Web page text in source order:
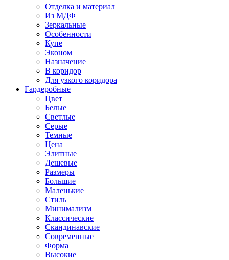
Отделка и материал
Из МДФ
Зеркальные
Особенности
Купе
Эконом
Назначение
В коридор
Для узкого коридора
Гардеробные
Цвет
Белые
Светлые
Серые
Темные
Цена
Элитные
Дешевые
Размеры
Большие
Маленькие
Стиль
Минимализм
Классические
Скандинавские
Современные
Форма
Высокие